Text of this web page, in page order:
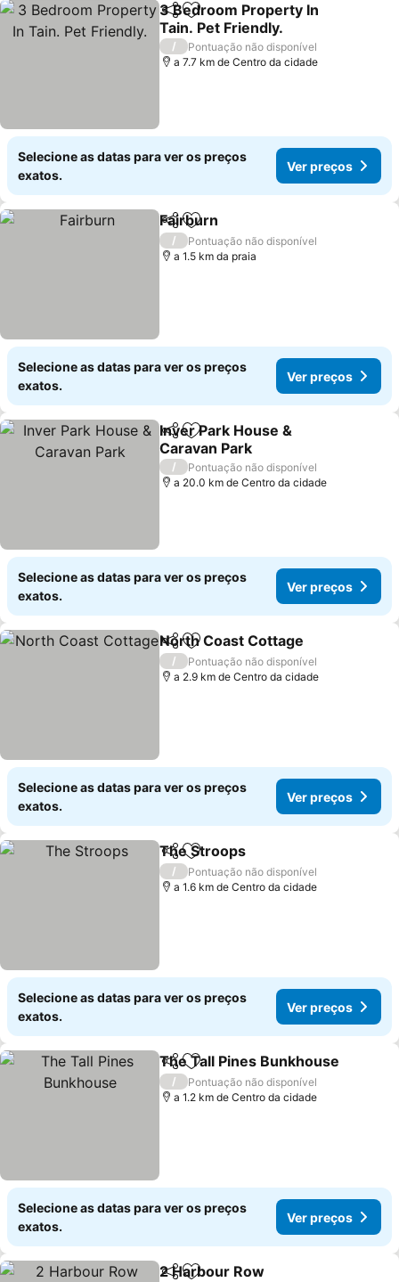
PartilharAdicionar aos favoritos
3 Bedroom Property In
Tain. Pet Friendly.
/
Pontuação não disponível
a 7.7 km de Centro da cidade
Selecione as datas para ver os preços
exatos.
Ver preços
PartilharAdicionar aos favoritos
Fairburn
/
Pontuação não disponível
a 1.5 km da praia
Selecione as datas para ver os preços
exatos.
Ver preços
PartilharAdicionar aos favoritos
Inver Park House &
Caravan Park
/
Pontuação não disponível
a 20.0 km de Centro da cidade
Selecione as datas para ver os preços
exatos.
Ver preços
PartilharAdicionar aos favoritos
North Coast Cottage
/
Pontuação não disponível
a 2.9 km de Centro da cidade
Selecione as datas para ver os preços
exatos.
Ver preços
PartilharAdicionar aos favoritos
The Stroops
/
Pontuação não disponível
a 1.6 km de Centro da cidade
Selecione as datas para ver os preços
exatos.
Ver preços
PartilharAdicionar aos favoritos
The Tall Pines Bunkhouse
/
Pontuação não disponível
a 1.2 km de Centro da cidade
Selecione as datas para ver os preços
exatos.
Ver preços
2 Harbour Row